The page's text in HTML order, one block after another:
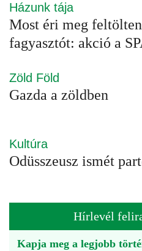
Házunk tája
Most éri meg
fagyasztót: akció a
Zöld Föld
Gazda a zöldben
Kultúra
Odüsszeusz ismét
Hírlevél
Kapja meg a legjobb